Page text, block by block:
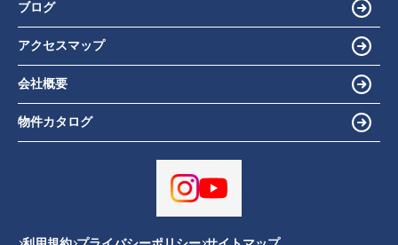
ブログ
アクセスマップ
会社概要
物件カタログ